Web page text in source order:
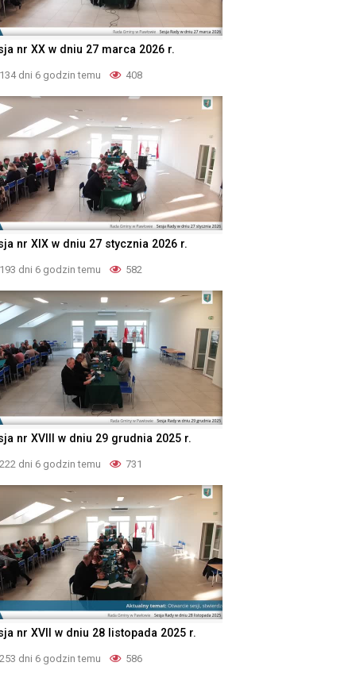
nr XX w dniu 27 marca 2026 r.
134 dni 6 godzin temu 408
nr XIX w dniu 27 stycznia 2026 r.
193 dni 6 godzin temu 582
nr XVIII w dniu 29 grudnia 2025 r.
222 dni 6 godzin temu 731
nr XVII w dniu 28 listopada 2025 r.
253 dni 6 godzin temu 586